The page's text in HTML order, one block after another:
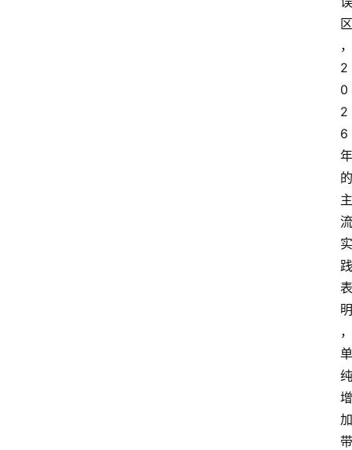
区
，
2
0
2
6
年
的
主
流
实
践
表
明
，
单
纯
增
加
带